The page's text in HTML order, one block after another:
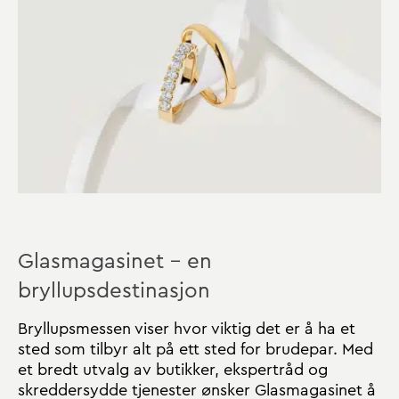
Glasmagasinet – en
bryllupsdestinasjon
Bryllupsmessen viser hvor viktig det er å ha et
sted som tilbyr alt på ett sted for brudepar. Med
et bredt utvalg av butikker, ekspertråd og
skreddersydde tjenester ønsker Glasmagasinet å